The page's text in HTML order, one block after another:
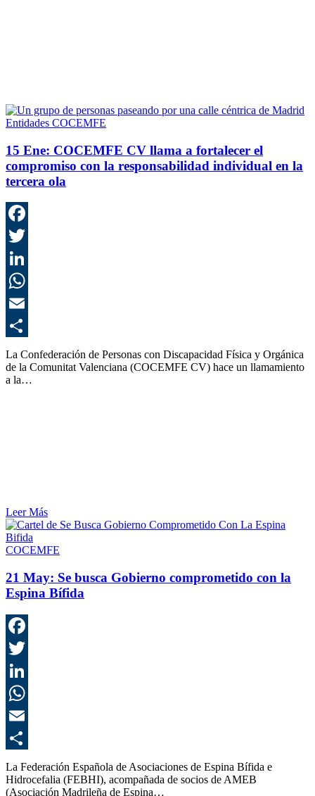
Entidades COCEMFE
15 Ene: COCEMFE CV llama a fortalecer el
compromiso con la responsabilidad individual en la
tercera ola
La Confederación de Personas con Discapacidad Física y Orgánica
de la Comunitat Valenciana (COCEMFE CV) hace un llamamiento
a la…
Leer Más
COCEMFE
21 May: Se busca Gobierno comprometido con la
Espina Bífida
La Federación Española de Asociaciones de Espina Bífida e
Hidrocefalia (FEBHI), acompañada de socios de AMEB
(Asociación Madrileña de Espina…